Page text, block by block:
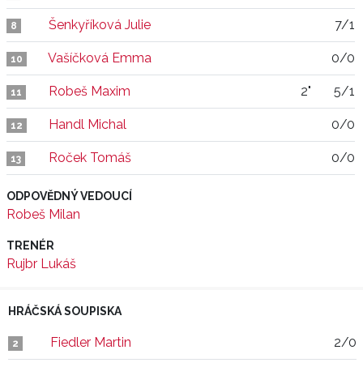
8 Šenkyříková Julie 7/1
10 Vašíčková Emma 0/0
11 Robeš Maxim 2" 5/1
12 Handl Michal 0/0
13 Roček Tomáš 0/0
ODPOVĚDNÝ VEDOUCÍ
Robeš Milan
TRENÉR
Rujbr Lukáš
HRÁČSKÁ SOUPISKA
2 Fiedler Martin 2/0